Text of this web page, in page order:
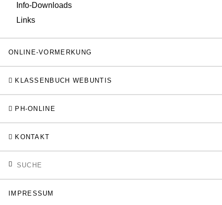
Info-Downloads
Links
ONLINE-VORMERKUNG
KLASSENBUCH WEBUNTIS
PH-ONLINE
KONTAKT
IMPRESSUM